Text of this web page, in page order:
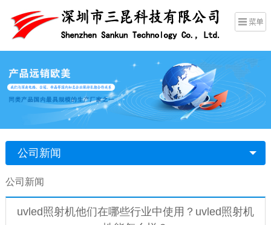
公司新闻
公司新闻
uvled照射机他们在哪些行业中使用？uvled照射机